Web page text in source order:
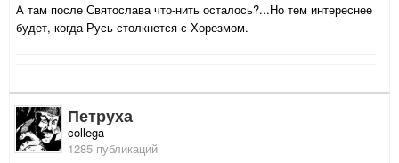
А там после Святослава что-нить осталось?...Но тем интереснее
будет, когда Русь столкнется с Хорезмом.
Петруха
collega
1285 публикаций